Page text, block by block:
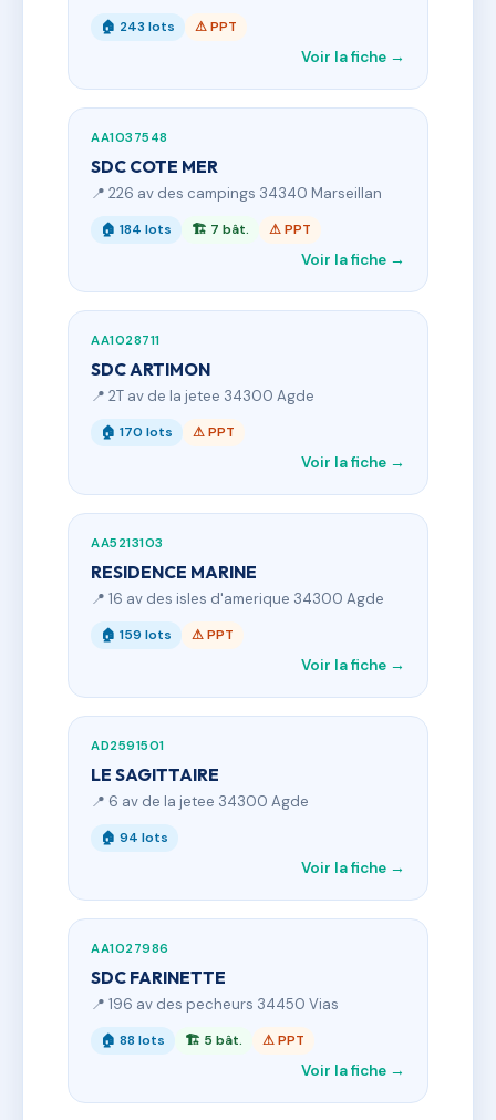
🏠 243 lots ⚠ PPT
Voir la fiche →
AA1037548
SDC COTE MER
📍 226 av des campings 34340 Marseillan
🏠 184 lots 🏗 7 bât. ⚠ PPT
Voir la fiche →
AA1028711
SDC ARTIMON
📍 2T av de la jetee 34300 Agde
🏠 170 lots ⚠ PPT
Voir la fiche →
AA5213103
RESIDENCE MARINE
📍 16 av des isles d'amerique 34300 Agde
🏠 159 lots ⚠ PPT
Voir la fiche →
AD2591501
LE SAGITTAIRE
📍 6 av de la jetee 34300 Agde
🏠 94 lots
Voir la fiche →
AA1027986
SDC FARINETTE
📍 196 av des pecheurs 34450 Vias
🏠 88 lots 🏗 5 bât. ⚠ PPT
Voir la fiche →